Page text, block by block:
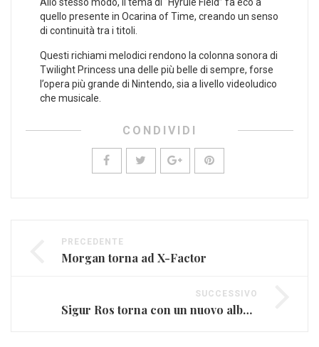
Allo stesso modo, il tema di “Hyrule Field” fa eco a
quello presente in Ocarina of Time, creando un senso
di continuità tra i titoli.
Questi richiami melodici rendono la colonna sonora di
Twilight Princess una delle più belle di sempre, forse
l’opera più grande di Nintendo, sia a livello videoludico
che musicale.
CONDIVIDI
PRECEDENTE
Morgan torna ad X-Factor
SUCCESSIVO
Sigur Ros torna con un nuovo album e la tappa al Lucca Summer Festival